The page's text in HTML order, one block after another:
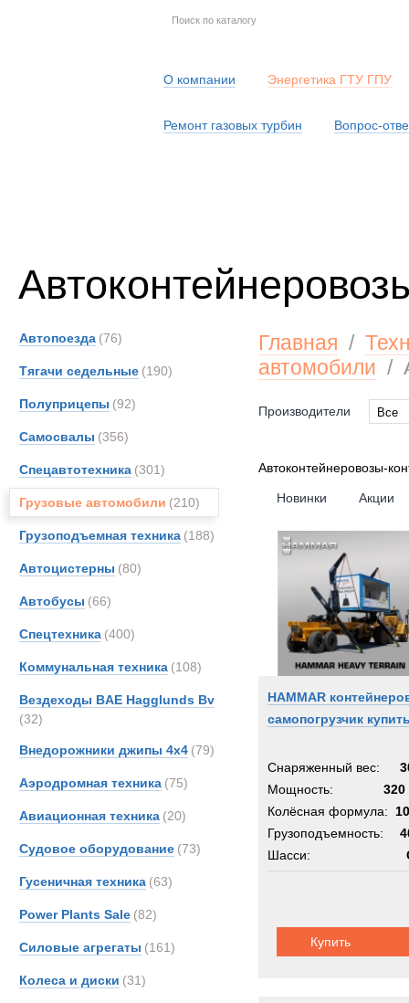
О компании Энергетика ГТУ ГПУ
Ремонт газовых турбин Вопрос-
Автопоезда (76)
Тягачи седельные (190)
Полуприцепы (92)
Самосвалы (356)
Спецавтотехника (301)
Грузовые автомобили (210)
Грузоподъемная техника (188)
Автоцистерны (80)
Автобусы (66)
Спецтехника (400)
Коммунальная техника (108)
Вездеходы BAE Hagglunds Bv
(32)
Внедорожники джипы 4х4 (79)
Аэродромная техника (75)
Авиационная техника (20)
Судовое оборудование (73)
Гусеничная техника (63)
Power Plants Sale (82)
Силовые агрегаты (161)
Колеса и диски (31)
Главная /
автомобили /
Производители
Все
King
MAN
Volvo
Автоконтейнеровозы-
Новинки Акции
HAMMAR
самопогрузчик
Снаряженный вес:
Мощность:
320
Колёсная формула:
Грузоподъемность:
Шасси:
Купить